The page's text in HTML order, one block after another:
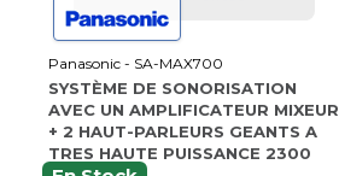
Panasonic - SA-MAX700
SYSTÈME DE SONORISATION
AVEC UN AMPLIFICATEUR MIXEUR
+ 2 HAUT-PARLEURS GEANTS A
TRES HAUTE PUISSANCE 2300